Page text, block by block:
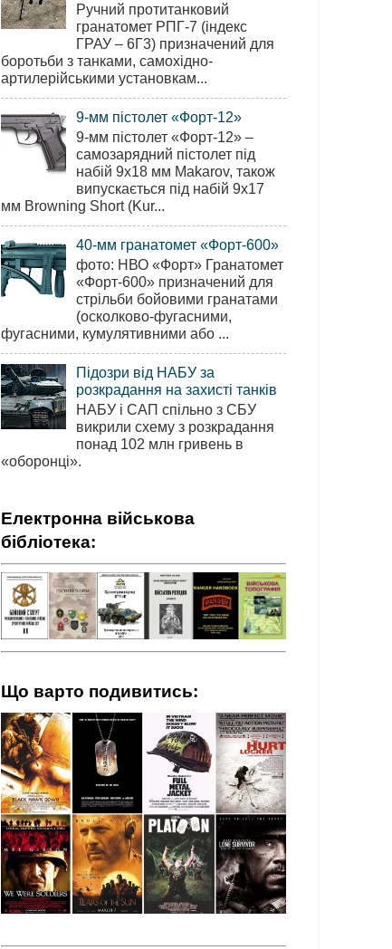
Ручний протитанковий
гранатомет РПГ-7 (індекс
ГРАУ – 6Г3) призначений для
боротьби з танками, самохідно-
артилерійськими установкам...
9-мм пістолет «Форт-12»
9-мм пістолет «Форт-12» –
самозарядний пістолет під
набій 9х18 мм Makarov, також
випускається під набій 9х17
мм Browning Short (Kur...
40-мм гранатомет «Форт-600»
фото: НВО «Форт» Гранатомет
«Форт-600» призначений для
стрільби бойовими гранатами
(осколково-фугасними,
фугасними, кумулятивними або ...
Підозри від НАБУ за
розкрадання на захисті танків
НАБУ і САП спільно з СБУ
викрили схему з розкрадання
понад 102 млн гривень в
«оборонці».
Електронна військова
бібліотека:
Що варто подивитись: